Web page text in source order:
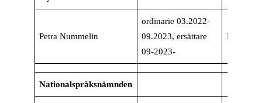
Petra Nummelin
ordinarie 03.2022-
09.2023, ersättare
09-2023-
Raseborg
Nationalspråksnämnden